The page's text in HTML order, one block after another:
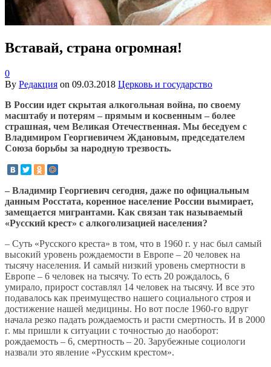
Вставай, страна огромная!
0
By Редакция on 09.03.2018 Церковь и государство
В России идет скрытая алкогольная война, по своему
масштабу и потерям – прямым и косвенным – более
страшная, чем Великая Отечественная. Мы беседуем с
Владимиром Георгиевичем Ждановым, председателем
Союза борьбы за народную трезвость.
– Владимир Георгиевич сегодня, даже по официальным
данным Росстата, коренное население России вымирает,
замещается мигрантами. Как связан так называемый
«Русский крест» с алкоголизацией населения?
– Суть «Русского креста» в том, что в 1960 г. у нас был самый
высокий уровень рождаемости в Европе – 20 человек на
тысячу населения. И самый низкий уровень смертности в
Европе – 6 человек на тысячу. То есть 20 рождалось, 6
умирало, прирост составлял 14 человек на тысячу. И все это
подавалось как преимущество нашего социального строя и
достижение нашей медицины. Но вот после 1960-го вдруг
начала резко падать рождаемость и расти смертность. И в 2000
г. мы пришли к ситуации с точностью до наоборот:
рождаемость – 6, смертность – 20. Зарубежные социологи
назвали это явление «Русским крестом».